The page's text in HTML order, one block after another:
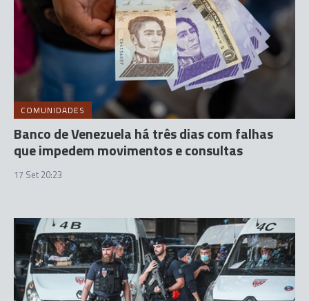
COMUNIDADES
Banco de Venezuela há três dias com falhas
que impedem movimentos e consultas
17 Set 20:23